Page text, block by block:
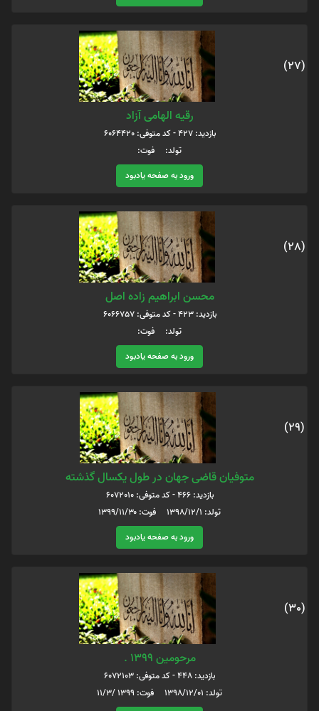
(27)
رقیه الهامی آزاد
بازدید: 427 - کد متوفی: 6064420
تولد: فوت:
ورود به صفحه یادبود
(28)
محسن ابراهیم زاده اصل
بازدید: 423 - کد متوفی: 6066757
تولد: فوت:
ورود به صفحه یادبود
(29)
متوفیان قاضی جهان در طول یکسال گذشته
بازدید: 466 - کد متوفی: 6072010
تولد: ۱۳۹۸/۱۲/۱ فوت: ۱۳۹۹/۱۱/۳۰
ورود به صفحه یادبود
(30)
مرحومین 1399 .
بازدید: 448 - کد متوفی: 6072103
تولد: 1398/12/01 فوت: 1399 /11/3